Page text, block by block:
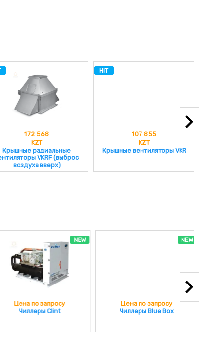
172 568
KZT
Крышные радиальные
VKRF (выброс
воздуха вверх)
HIT
107 855
KZT
Крышные вентиляторы VKR
NEW
Цена по запросу
Чиллеры Clint
NEW
Цена по запросу
Чиллеры Blue Box